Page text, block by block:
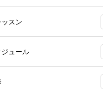
ッスン
ュール